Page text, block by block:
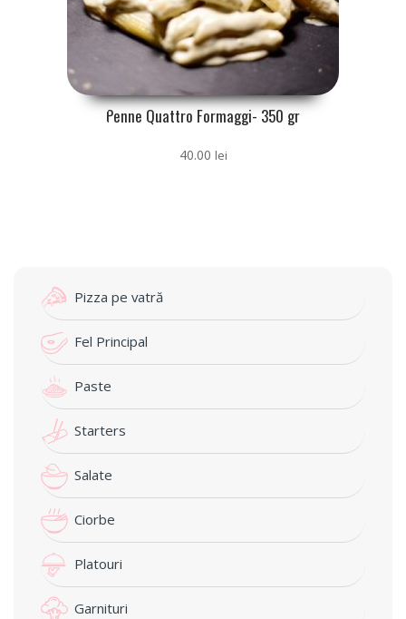
Penne Quattro Formaggi- 350 gr
40.00 lei
Pizza pe vatră
Fel Principal
Paste
Starters
Salate
Ciorbe
Platouri
Garnituri